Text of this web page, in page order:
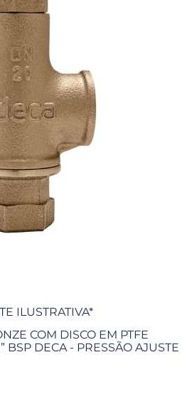
ILUSTRATIVA*
COM DISCO EM PTFE
BSP DECA - PRESSÃO AJUSTE